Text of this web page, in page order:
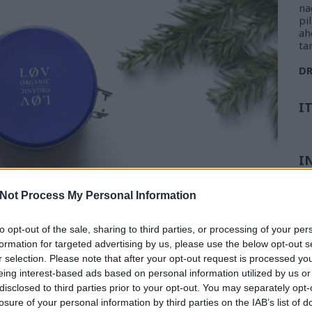
Process My Personal Information
opt-out of the sale, sharing to third parties, or processing of your
for targeted advertising by us, please use the below opt-out
selection. Please note that after your opt-out request is processed
interest-based ads based on personal information utilized by us
to third parties prior to your opt-out. You may separately
of your personal information by third parties on the IAB’s list of
búzavirág hozzáadásával készült fehér teát
meg. A száraz keverékben látványra az
lilás-kékes szirmai meghatározóak,
gyümölcsös, vegetális összetevők dominálnak, a